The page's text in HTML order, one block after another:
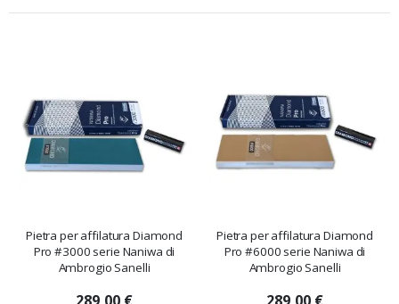
Pietra per affilatura Diamond
Pro #3000 serie Naniwa di
Ambrogio Sanelli
Pietra per affilatura Diamond
Pro #6000 serie Naniwa di
Ambrogio Sanelli